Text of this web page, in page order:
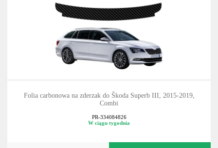
Folia carbonowa na zderzak do Škoda Superb III, 2015-2019,
Combi
PR-334084826
W ciągu tygodnia